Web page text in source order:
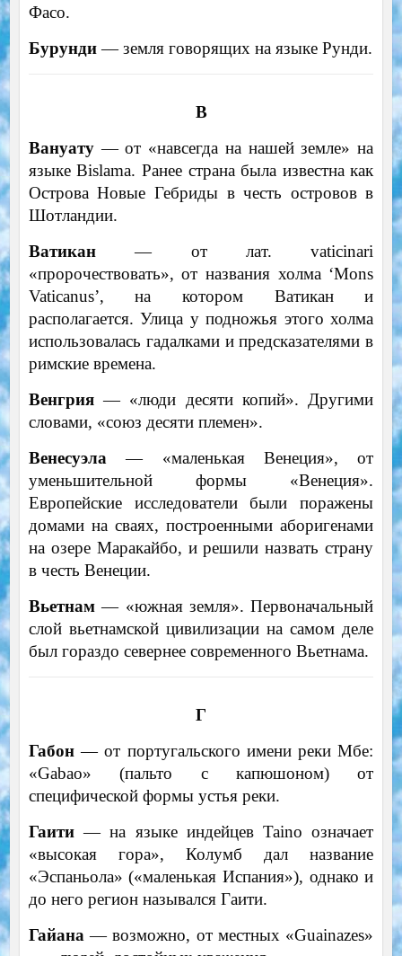
Фасо.
Бурунди— земля говорящих на языке Рунди.
В
Вануату— от «навсегда на нашей земле» на
языке Bislama. Ранее страна была известна как
Острова Новые Гебриды в честь островов в
Шотландии.
Ватикан— от лат. vaticinari
«пророчествовать», от названия холма ‘Mons
Vaticanus’, на котором Ватикан и
располагается. Улица у подножья этого холма
использовалась гадалками и предсказателями в
римские времена.
Венгрия— «люди десяти копий». Другими
словами, «союз десяти племен».
Венесуэла — «маленькая Венеция», от
уменьшительной формы «Венеция».
Европейские исследователи были поражены
домами на сваях, построенными аборигенами
на озере Маракайбо, и решили назвать страну
в честь Венеции.
Вьетнам— «южная земля». Первоначальный
слой вьетнамской цивилизации на самом деле
был гораздо севернее современного Вьетнама.
Г
Габон— от португальского имени реки Мбе:
«Gabao» (пальто с капюшоном) от
специфической формы устья реки.
Гаити— на языке индейцев Taino означает
«высокая гора», Колумб дал название
«Эспаньола» («маленькая Испания»), однако и
до него регион назывался Гаити.
Гайана — возможно, от местных «Guainazes»